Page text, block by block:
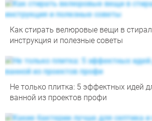
Как стирать велюровые вещи в
инструкция и полезные советы
Не только плитка: 5 эффектных идей
ванной из проектов профи